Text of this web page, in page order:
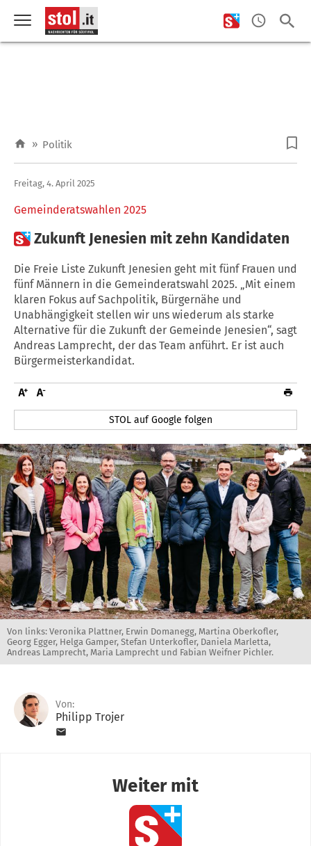
» Politik
Gemeinderatswahlen 2025
Freitag, 4. April 2025
Zukunft Jenesien mit zehn Kandidaten
Die Freie Liste Zukunft Jenesien geht mit fünf Frauen und
fünf Männern in die Gemeinderatswahl 2025. „Mit einem
klaren Fokus auf Sachpolitik, Bürgernähe und
Unabhängigkeit stellen wir uns wiederum als starke
Alternative für die Zukunft der Gemeinde Jenesien“, sagt
Andreas Lamprecht, der das Team anführt. Er ist auch
Bürgermeisterkandidat.
STOL auf Google folgen
Von links: Veronika Plattner, Erwin Domanegg, Martina Oberkofler,
Georg Egger, Helga Gamper, Stefan Unterkofler, Daniela Marletta,
Andreas Lamprecht, Maria Lamprecht und Fabian Weifner Pichler.
Von:
Philipp Trojer